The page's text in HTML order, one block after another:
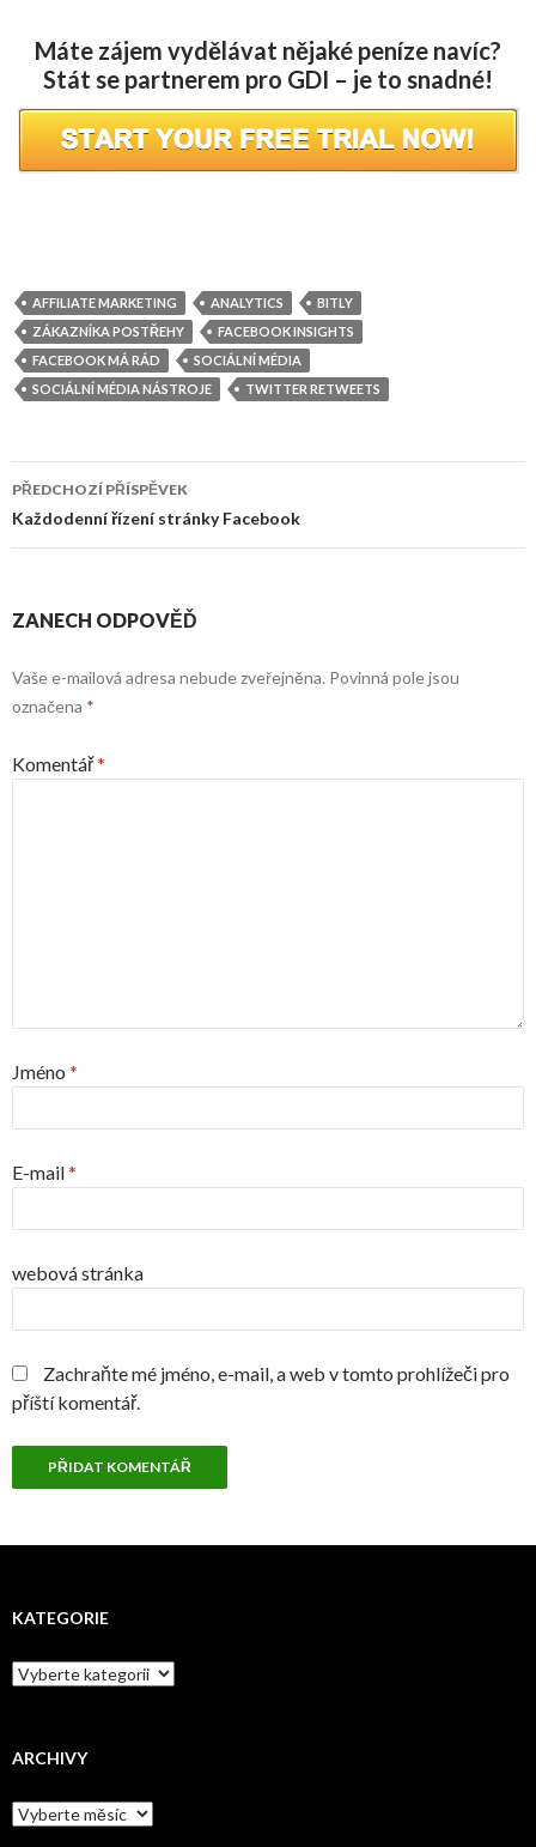
Máte zájem vydělávat nějaké peníze navíc?
Stát se partnerem pro GDI – je to snadné!
AFFILIATE MARKETING ANALYTICS
BITLY
ZÁKAZNÍKA POSTŘEHY
FACEBOOK INSIGHTS
FACEBOOK MÁ RÁD
SOCIÁLNÍ MÉDIA
SOCIÁLNÍ MÉDIA NÁSTROJE
TWITTER RETWEETS
Navigace
příspěvku
PŘEDCHOZÍ PŘÍSPĚVEK
Každodenní řízení stránky Facebook
ZANECH ODPOVĚĎ
Vaše e-mailová adresa nebude zveřejněna. Povinná pole jsou
označena *
Komentář*
Jméno *
E-mail*
webová stránka
Zachraňte mé jméno, e-mail, a web v tomto prohlížeči pro
příští komentář.
KATEGORIE
Kategorie
ARCHIVY
Archivy